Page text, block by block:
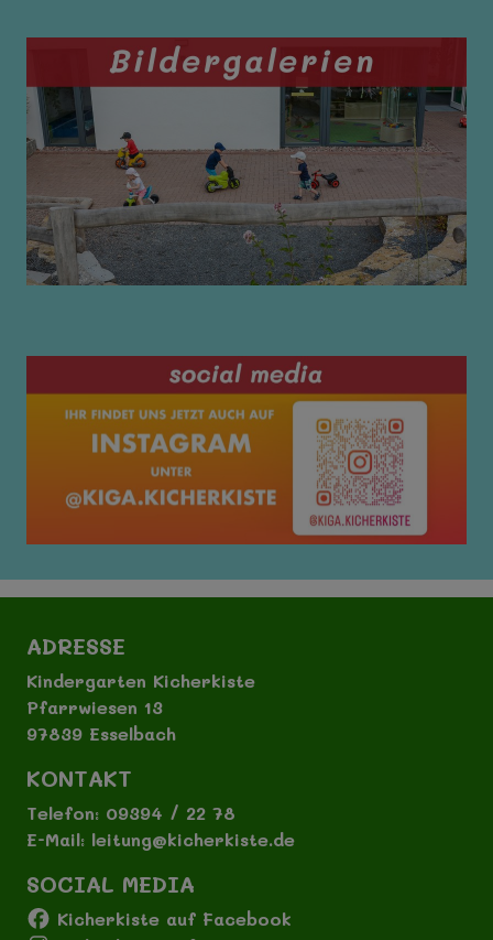
ADRESSE
Kindergarten Kicherkiste
Pfarrwiesen 13
97839 Esselbach
KONTAKT
Telefon: 09394 / 22 78
E-Mail: leitung@kicherkiste.de
SOCIAL MEDIA
Kicherkiste auf Facebook